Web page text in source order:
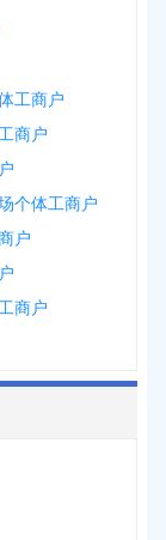
工商户
商户
个体工商户
户
商户